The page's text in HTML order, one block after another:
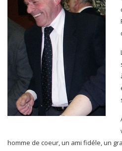
homme de coeur, un ami fidéle, un